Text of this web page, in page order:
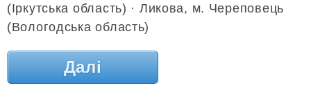
(Іркутська область) · Ликова, м. Череповець
(Вологодська область)
Далі